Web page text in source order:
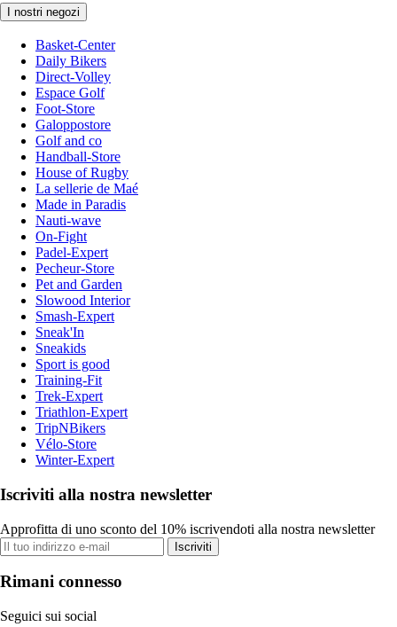
I nostri negozi
Basket-Center
Daily Bikers
Direct-Volley
Espace Golf
Foot-Store
Galoppostore
Golf and co
Handball-Store
House of Rugby
La sellerie de Maé
Made in Paradis
Nauti-wave
On-Fight
Padel-Expert
Pecheur-Store
Pet and Garden
Slowood Interior
Smash-Expert
Sneak'In
Sneakids
Sport is good
Training-Fit
Trek-Expert
Triathlon-Expert
TripNBikers
Vélo-Store
Winter-Expert
Iscriviti alla nostra newsletter
Approfitta di uno sconto del 10% iscrivendoti alla nostra newsletter
Iscriviti
Rimani connesso
Seguici sui social